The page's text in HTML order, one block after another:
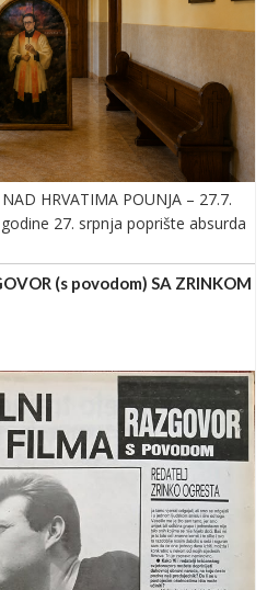
HRVATIMA POUNJA – 27.7.
27. srpnja poprište absurda
(s povodom) SA ZRINKOM